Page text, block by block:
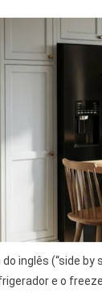
do inglês (“side
e o